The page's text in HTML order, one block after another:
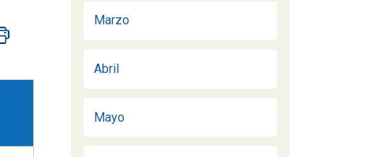
Marzo
Abril
Mayo